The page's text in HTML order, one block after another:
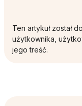
Ten artykuł został
użytkownika,
jego treść.